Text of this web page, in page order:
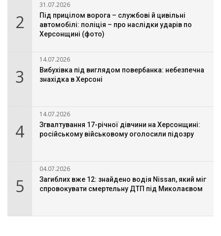
2
31.07.2026
Під прицілом ворога – службові й цивільні
автомобілі: поліція – про наслідки ударів по
Херсонщині (фото)
3
14.07.2026
Вибухівка під виглядом повербанка: небезпечна
знахідка в Херсоні
4
14.07.2026
Згвалтування 17-річної дівчини на Херсонщині:
російському військовому оголосили підозру
5
04.07.2026
Загиблих вже 12: знайдено водія Nissan, який міг
спровокувати смертельну ДТП під Миколаєвом